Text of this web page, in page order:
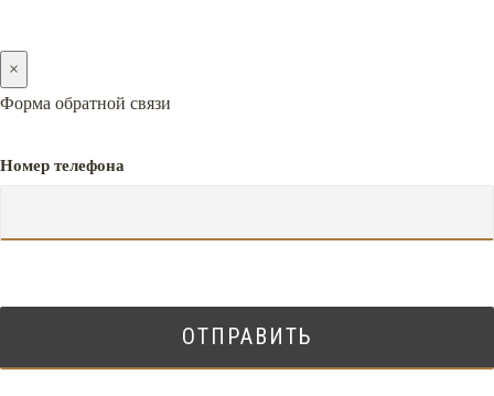
×
Форма обратной связи
Номер телефона